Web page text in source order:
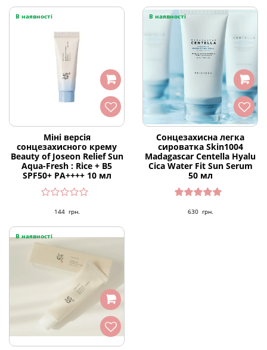
В наявності
Міні версія
сонцезахисного крему
Beauty of Joseon Relief Sun
Aqua-Fresh : Rice + B5
SPF50+ PA++++ 10 мл
144 грн.
В наявності
Сонцезахисна легка
сироватка Skin1004
Madagascar Centella Hyalu
Cica Water Fit Sun Serum
50 мл
4.67з 5
630 грн.
В наявності